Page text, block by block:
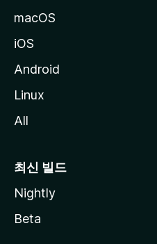
macOS
iOS
Android
Linux
All
최신 빌드
Nightly
Beta